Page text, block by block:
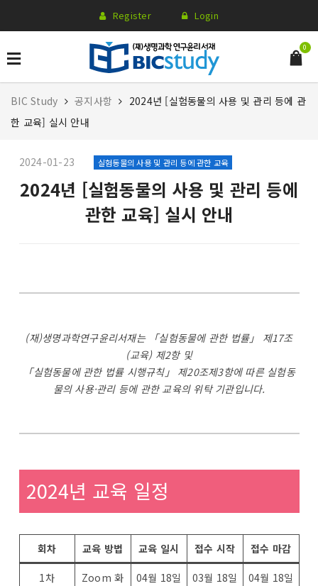
Register Login
0
BIC Study 공지사항
2024년 [실험동물의 사용 및 관리 등에 관
한 교육] 실시 안내
2024-01-23 실험동물의 사용 및 관리 등에 관한 교육
2024년 [실험동물의 사용 및 관리 등에
관한 교육] 실시 안내
(재)생명과학연구윤리서재는 「실험동물에 관한 법률」 제17조
(교육) 제2항 및
「실험동물에 관한 법률 시행규칙」 제20조제3항에 따른 실험동
물의 사용·관리 등에 관한 교육의 위탁 기관입니다.
2024년 교육 일정
회차 교육 방법 교육 일시 접수 시작 접수 마감
1차
Zoom 화
04월 18일
03월 18일
04월 18일